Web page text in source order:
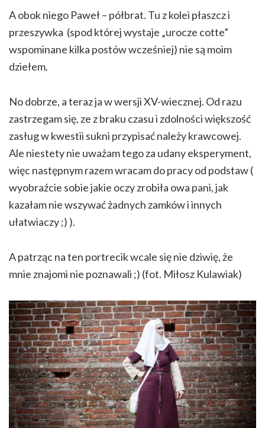
A obok niego Paweł – półbrat. Tu z kolei płaszcz i
przeszywka (spod której wystaje „urocze cotte”
wspominane kilka postów wcześniej) nie są moim
dziełem.
No dobrze, a teraz ja w wersji XV-wiecznej. Od razu
zastrzegam się, ze z braku czasu i zdolności większość
zasług w kwestii sukni przypisać należy krawcowej.
Ale niestety nie uważam tego za udany eksperyment,
więc następnym razem wracam do pracy od podstaw (
wyobraźcie sobie jakie oczy zrobiła owa pani, jak
kazałam nie wszywać żadnych zamków i innych
ułatwiaczy ;) ).
A patrząc na ten portrecik wcale się nie dziwię, że
mnie znajomi nie poznawali ;) (fot. Miłosz Kulawiak)